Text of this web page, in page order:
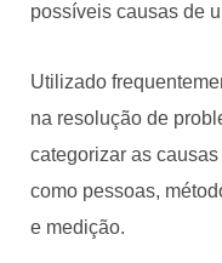
possíveis causas de
Utilizado
na resolução de
categorizar as
como pessoas,
e medição.